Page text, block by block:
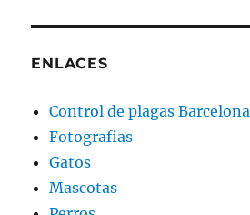
ENLACES
Control de plagas Barcelona
Fotografias
Gatos
Mascotas